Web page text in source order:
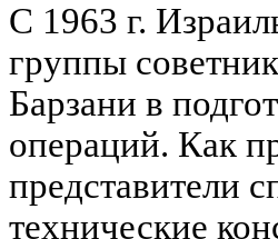
С 1963 г.
группы
Барзани в
операций. Как
представители
технические